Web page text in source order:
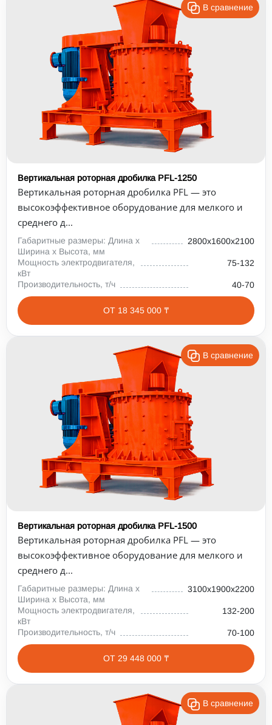
В сравнение
Вертикальная роторная дробилка PFL-1250
Вертикальная роторная дробилка PFL — это
высокоэффективное оборудование для мелкого и
среднего д...
Габаритные размеры: Длина х
Ширина х Высота, мм
2800х1600х2100
Мощность электродвигателя,
кВт
75-132
Производительность, т/ч 40-70
ОТ 18 345 000 ₸
В сравнение
Вертикальная роторная дробилка PFL-1500
Вертикальная роторная дробилка PFL — это
высокоэффективное оборудование для мелкого и
среднего д...
Габаритные размеры: Длина х
Ширина х Высота, мм
3100х1900х2200
Мощность электродвигателя,
кВт
132-200
Производительность, т/ч 70-100
ОТ 29 448 000 ₸
В сравнение